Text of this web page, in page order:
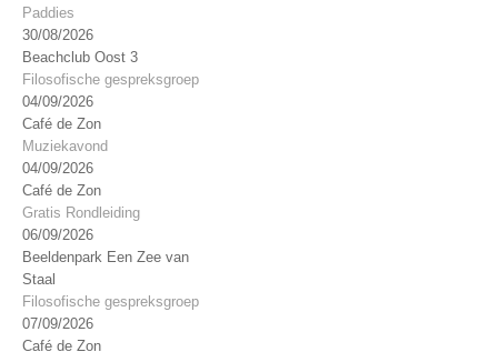
Paddies
30/08/2026
Beachclub Oost 3
Filosofische gespreksgroep
04/09/2026
Café de Zon
Muziekavond
04/09/2026
Café de Zon
Gratis Rondleiding
06/09/2026
Beeldenpark Een Zee van
Staal
Filosofische gespreksgroep
07/09/2026
Café de Zon